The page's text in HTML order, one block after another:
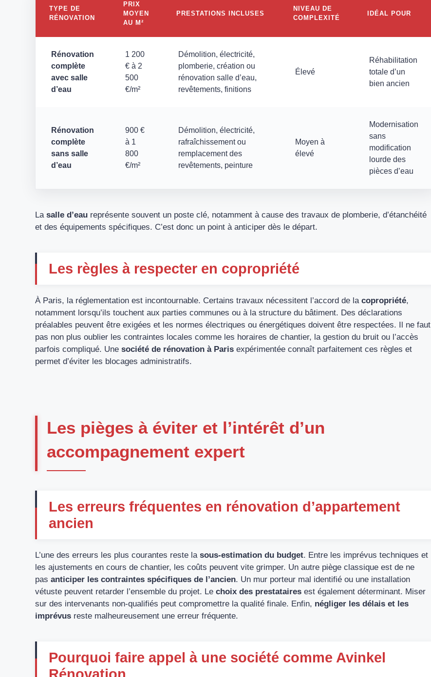
TYPE DE
RÉNOVATION
PRIX
MOYEN
AU M²
PRESTATIONS INCLUSES
NIVEAU DE
COMPLEXITÉ
IDÉAL POUR
Rénovation
complète
avec salle
d’eau
1 200
€ à 2
500
€/m²
Démolition, électricité,
plomberie, création ou
rénovation salle d’eau,
revêtements, finitions
Élevé
Réhabilitation
totale d’un
bien ancien
Rénovation
complète
sans salle
d’eau
900 €
à 1
800
€/m²
Démolition, électricité,
rafraîchissement ou
remplacement des
revêtements, peinture
Moyen à
élevé
Modernisation
sans
modification
lourde des
pièces d’eau
La salle d’eau représente souvent un poste clé, notamment à cause des travaux de plomberie, d’étanchéité
et des équipements spécifiques. C’est donc un point à anticiper dès le départ.
Les règles à respecter en copropriété
À Paris, la réglementation est incontournable. Certains travaux nécessitent l’accord de la copropriété,
notamment lorsqu’ils touchent aux parties communes ou à la structure du bâtiment. Des déclarations
préalables peuvent être exigées et les normes électriques ou énergétiques doivent être respectées. Il ne faut
pas non plus oublier les contraintes locales comme les horaires de chantier, la gestion du bruit ou l’accès
parfois compliqué. Une société de rénovation à Paris expérimentée connaît parfaitement ces règles et
permet d’éviter les blocages administratifs.
Les pièges à éviter et l’intérêt d’un
accompagnement expert
Les erreurs fréquentes en rénovation d’appartement
ancien
L’une des erreurs les plus courantes reste la sous-estimation du budget. Entre les imprévus techniques et
les ajustements en cours de chantier, les coûts peuvent vite grimper. Un autre piège classique est de ne
pas anticiper les contraintes spécifiques de l’ancien. Un mur porteur mal identifié ou une installation
vétuste peuvent retarder l’ensemble du projet. Le choix des prestataires est également déterminant. Miser
sur des intervenants non-qualifiés peut compromettre la qualité finale. Enfin, négliger les délais et les
imprévus reste malheureusement une erreur fréquente.
Pourquoi faire appel à une société comme Avinkel